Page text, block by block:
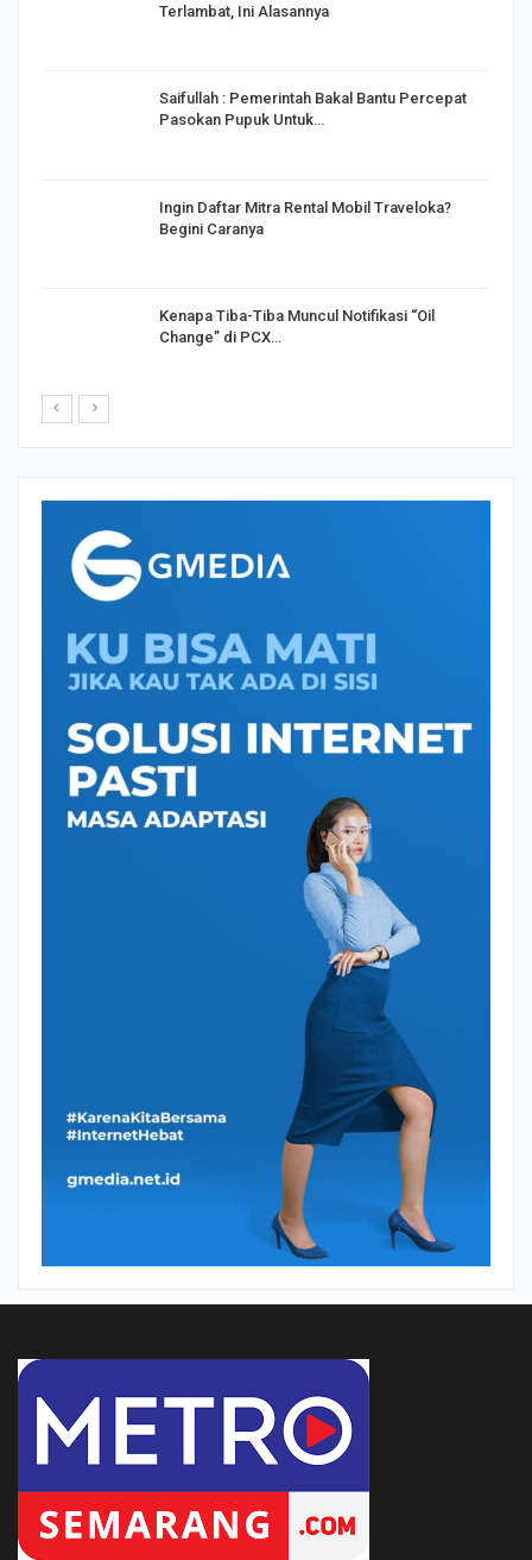
Terlambat, Ini Alasannya
Saifullah : Pemerintah Bakal Bantu Percepat
Pasokan Pupuk Untuk…
Ingin Daftar Mitra Rental Mobil Traveloka?
Begini Caranya
Kenapa Tiba-Tiba Muncul Notifikasi “Oil
Change” di PCX…